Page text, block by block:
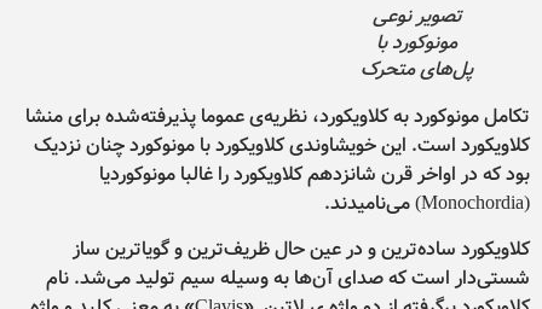
تصویر نوعی
مونوکورد با
پل‌های متحرک
تکامل مونوکورد به کلاویکورد، نظریه‌ی عموما پذیرفته‌شده برای منشا
کلاویکورد است. این خویشاوندی کلاویکورد با مونوکورد چنان نزدیک
بود که در اواخر قرن شانزدهم کلاویکورد را غالبا مونوکوردیا
(Monochordia) می‌نامیدند.
کلاویکورد ساده‌ترین و در عین حال ظریف‌ترین و گویاترین ساز
شستی‌دار است که صدای آن‌ها به وسیله سیم تولید می‌شد. نام